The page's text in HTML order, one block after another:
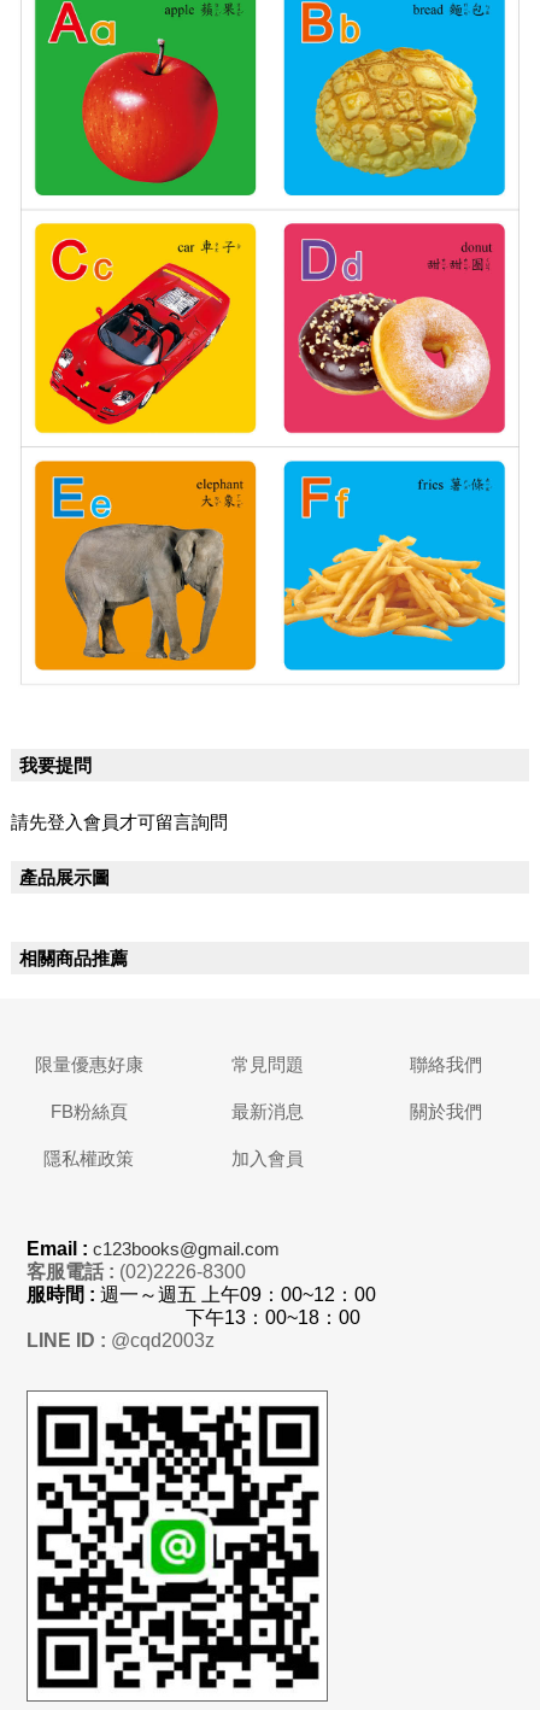
我要提問
請先登入會員才可留言詢問
產品展示圖
相關商品推薦
限量優惠好康 常見問題 聯絡我們
FB粉絲頁 最新消息 關於我們
隱私權政策 加入會員
Email :c123books@gmail.com
客服電話 : (02)2226-8300
服時間 :週一～週五 上午09：00~12：00
下午13：00~18：00
LINE ID : @cqd2003z